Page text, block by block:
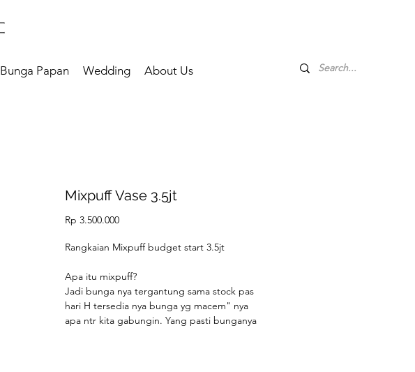
Bunga Papan Wedding About Us
Mixpuff Vase 3.5jt
Rp 3.500.000Price
Rangkaian Mixpuff budget start 3.5jt
Apa itu mixpuff?
Jadi bunga nya tergantung sama stock pas
hari H tersedia nya bunga yg macem" nya
apa ntr kita gabungin. Yang pasti bunganya